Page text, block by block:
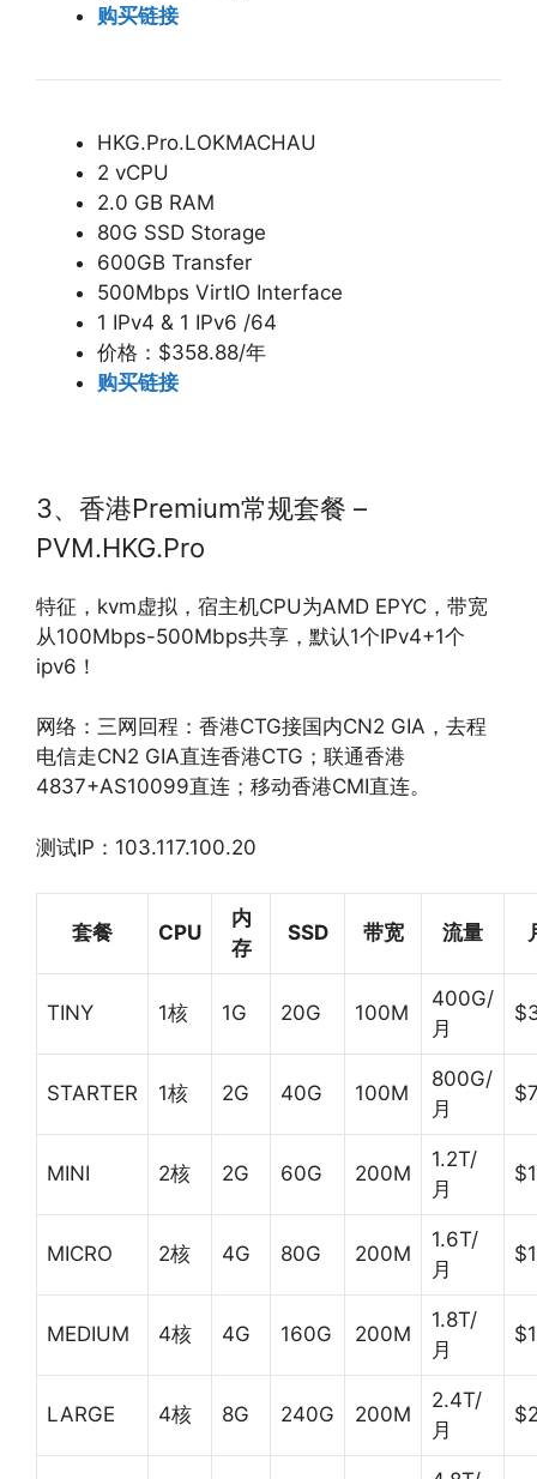
购买链接
HKG.Pro.LOKMACHAU
2 vCPU
2.0 GB RAM
80G SSD Storage
600GB Transfer
500Mbps VirtIO Interface
1 IPv4 & 1 IPv6 /64
价格：$358.88/年
购买链接
3、香港Premium常规套餐 –
PVM.HKG.Pro
特征，kvm虚拟，宿主机CPU为AMD EPYC，带宽
从100Mbps-500Mbps共享，默认1个IPv4+1个
ipv6！
网络：三网回程：香港CTG接国内CN2 GIA，去程
电信走CN2 GIA直连香港CTG；联通香港
4837+AS10099直连；移动香港CMI直连。
测试IP：103.117.100.20
套餐 CPU
内
存
SSD 带宽 流量
TINY 1核 1G 20G 100M
400G/
月
STARTER 1核 2G 40G 100M
800G/
月
MINI 2核 2G 60G 200M
1.2T/
月
MICRO 2核 4G 80G 200M
1.6T/
月
MEDIUM 4核 4G 160G 200M
1.8T/
月
LARGE 4核 8G 240G 200M
2.4T/
月